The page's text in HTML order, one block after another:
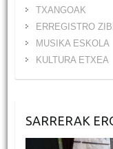
TXANGOAK
ERREGISTRO
MUSIKA ESKOLA
KULTURA ETXEA
SARRERAK